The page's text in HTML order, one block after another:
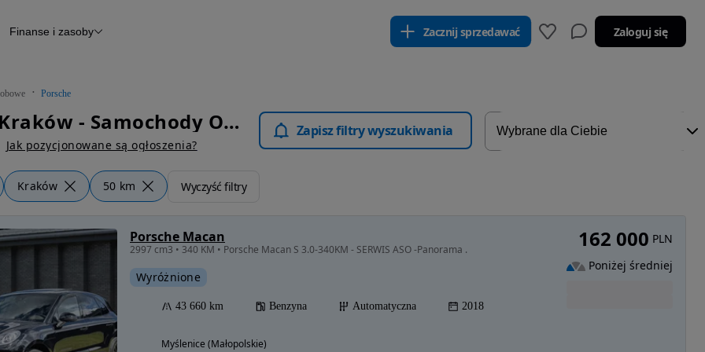
Raport z inspekcji
Otomoto News
Finanse i zasoby Zacznij sprzedawać Zaloguj się
Porsche
Porsche Kraków - Samochody Osobowe
Jak pozycjonowane są ogłoszenia?
Zapisz filtry wyszukiwania
Kraków 50 km Wyczyść filtry
Porsche Macan
2997 cm3 • 340 KM • Porsche Macan S 3.0-340KM - SERWIS ASO -Panorama .
Wyróżnione
43 660 km Benzyna Automatyczna 2018
Myślenice (Małopolskie)
162 000 PLN
Poniżej średniej